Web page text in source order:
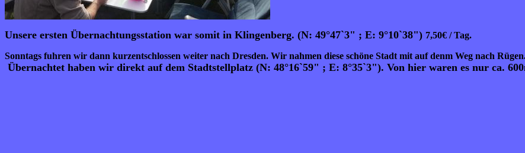
Unsere ersten Übernachtungsstation war somit in Klingenberg. (N: 49°47`3" ; E: 9°10`38") 7,50€ / Tag.
Sonntags fuhren wir dann kurzentschlossen weiter nach Dresden. Wir nahmen diese schöne Stadt mit auf denm Weg nach
Übernachtet haben wir direkt auf dem Stadtstellplatz (N: 48°16`59" ; E: 8°35`3"). Von hier waren es nur ca.